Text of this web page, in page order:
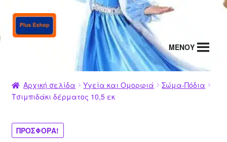
Απευθείας
μετάβαση
Μετάβαση
σε
MENΟΥ
Αρχική σελίδα Υγεία και Ομορφιά
Σώμα-Πόδια
Τσιμπιδάκι δέρματος 10,5 εκ
ΠΡΟΣΦΟΡΆ!